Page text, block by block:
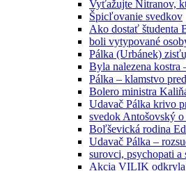
Vyťažujte Nitranov,
Špicľovanie svedkov
Ako dostať študenta
boli vytypované
Pálka (Urbánek)
Byla nalezena kostra
Pálka – klamstvo
Bolero ministra
Udavač Pálka krivo
svedok Antošovský
Boľševická rodina
Udavač Pálka –
surovci, psychopati a
Akcia VILIK